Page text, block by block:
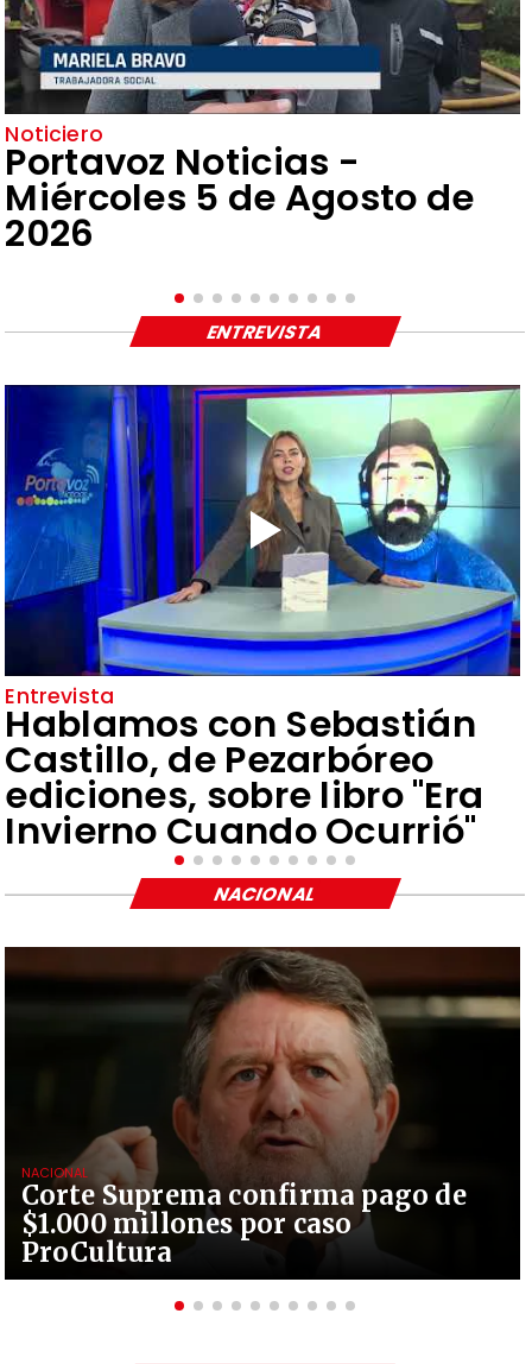
Noticiero
Portavoz Noticias -
Miércoles 5 de Agosto de
2026
Entrevista
Hablamos con Sebastián
Castillo, de Pezarbóreo
ediciones, sobre libro "Era
Invierno Cuando Ocurrió"
ENTREVISTA
Corte Suprema confirma pago de
$1.000 millones por caso
ProCultura
NACIONAL
NACIONAL